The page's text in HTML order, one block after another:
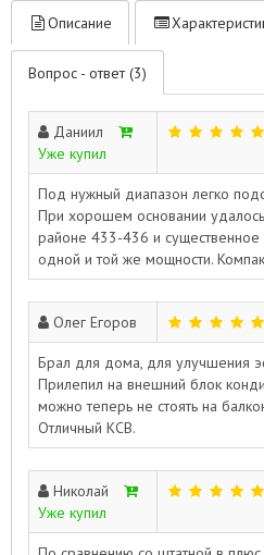
Описание
Вопрос - ответ (3)
Даниил
Уже купил
Под нужный диапазон легко
При хорошем основании удалось
районе 433-436 и существенное
одной и той же мощности.
Олег Егоров
Брал для дома, для улучшения
Прилепил на внешний блок
можно теперь не стоять на
Отличный КСВ.
Николай
Уже купил